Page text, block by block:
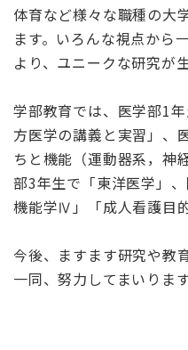
体育など様々な職種の大
ます。いろんな視点から
より、ユニークな研究が
学部教育では、医学部1
方医学の講義と実習」、
ちと機能（運動器系，神
部3年生で「東洋医学」
機能学Ⅳ」「成人看護目
今後、ますます研究や教
一同、努力してまいります